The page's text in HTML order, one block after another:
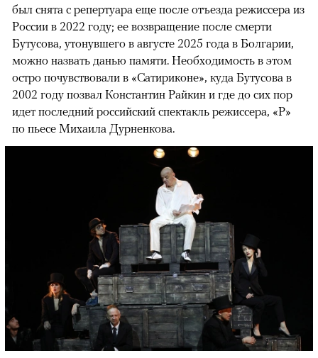
был снята с репертуара еще после отъезда режиссера из
России в 2022 году; ее возвращение после смерти
Бутусова, утонувшего в августе 2025 года в Болгарии,
можно назвать данью памяти. Необходимость в этом
остро почувствовали в «Сатириконе», куда Бутусова в
2002 году позвал Константин Райкин и где до сих пор
идет последний российский спектакль режиссера, «Р»
по пьесе Михаила Дурненкова.